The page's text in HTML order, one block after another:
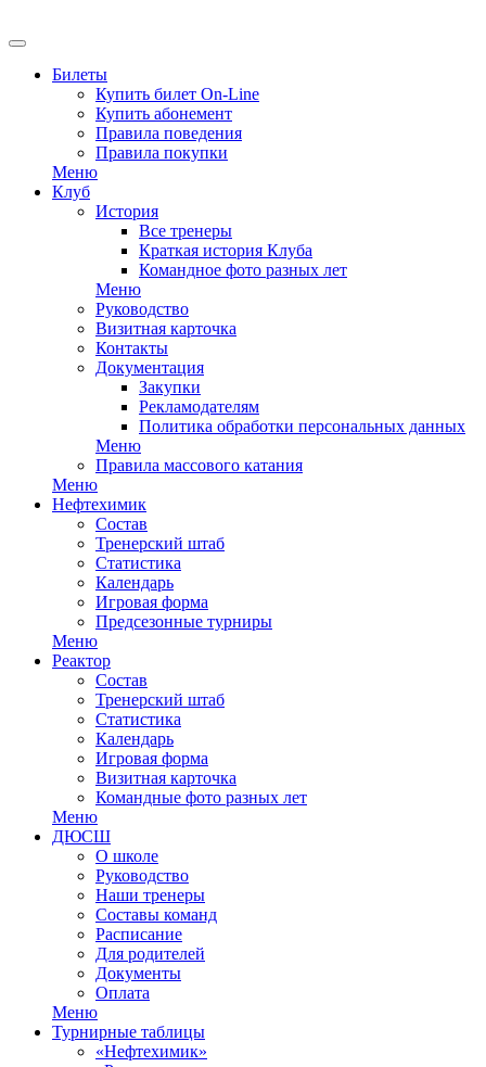
Билеты
Купить билет On-Line
Купить абонемент
Правила поведения
Правила покупки
Меню
Клуб
История
Все тренеры
Краткая история Клуба
Командное фото разных лет
Меню
Руководство
Визитная карточка
Контакты
Документация
Закупки
Рекламодателям
Политика обработки персональных данных
Меню
Правила массового катания
Меню
Нефтехимик
Состав
Тренерский штаб
Статистика
Календарь
Игровая форма
Предсезонные турниры
Меню
Реактор
Состав
Тренерский штаб
Статистика
Календарь
Игровая форма
Визитная карточка
Командные фото разных лет
Меню
ДЮСШ
О школе
Руководство
Наши тренеры
Составы команд
Расписание
Для родителей
Документы
Оплата
Меню
Турнирные таблицы
«Нефтехимик»